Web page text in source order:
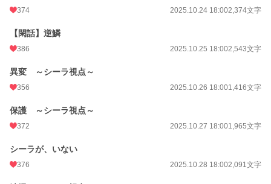
374 2025.10.24 18:002,374文字
【閑話】逆鱗
386 2025.10.25 18:002,543文字
異変 ～シーラ視点～
356 2025.10.26 18:001,416文字
保護 ～シーラ視点～
372 2025.10.27 18:001,965文字
シーラが、いない
376 2025.10.28 18:002,091文字